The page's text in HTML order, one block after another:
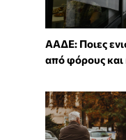
ΑΑΔΕ: Ποιες
από φόρους και